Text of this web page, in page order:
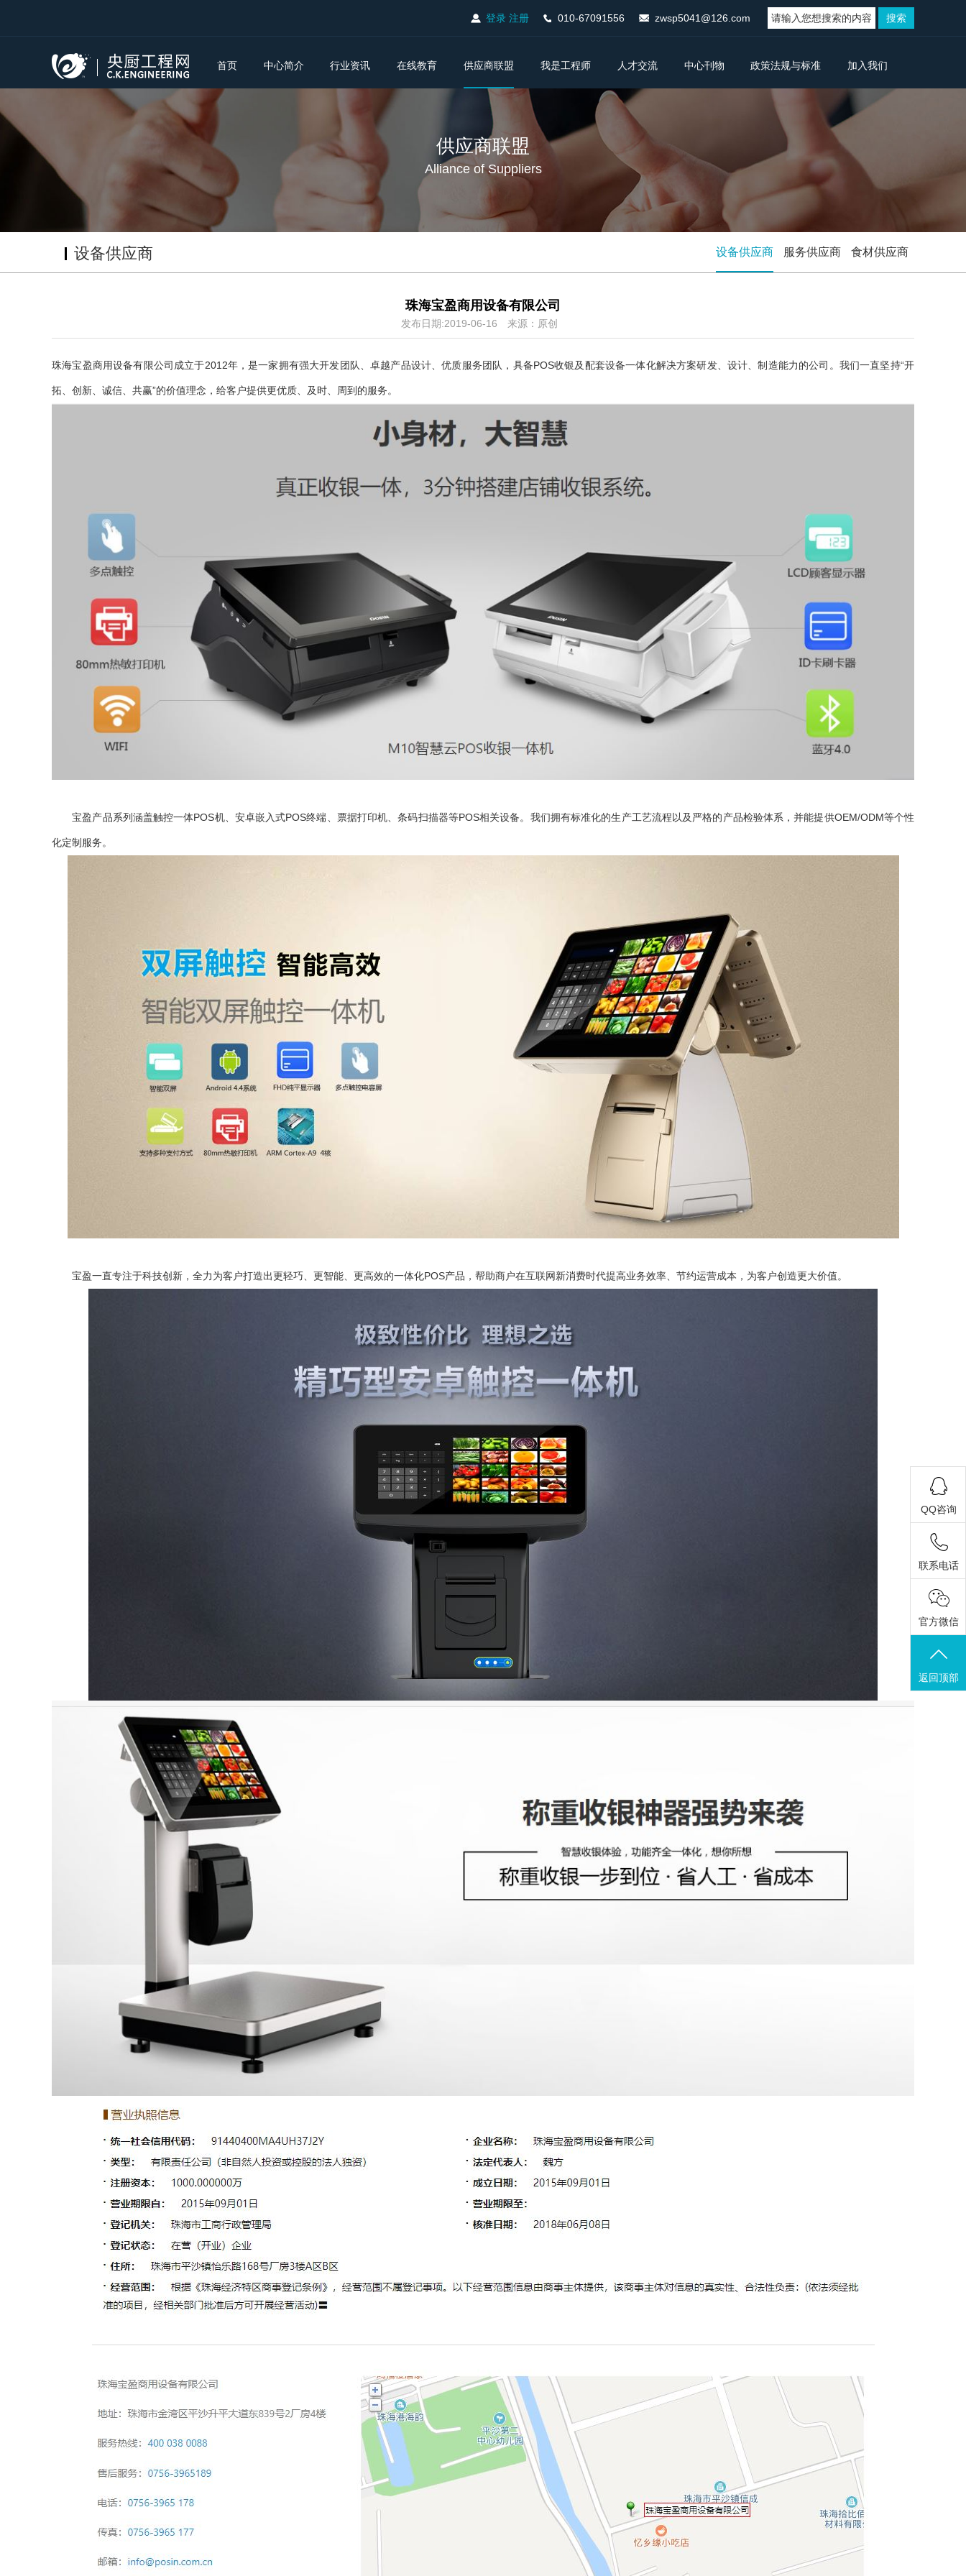
登录 注册 010-67091556 zwsp5041@126.com
首页 中心简介 行业资讯 在线教育 供应商联盟 我是工程师 人才交流 中心刊物 政策法规与标准 加入我们
供应商联盟
Alliance of Suppliers
设备供应商 设备供应商 服务供应商 食材供应商
珠海宝盈商用设备有限公司
发布日期:2019-06-16 来源：原创
珠海宝盈商用设备有限公司成立于2012年，是一家拥有强大开发团队、卓越产品设计、优质服务团队，具备POS收银及配套设备一体化解决方案研发、设计、制造能力的公司。我们一直坚持“开
拓、创新、诚信、共赢”的价值理念，给客户提供更优质、及时、周到的服务。
宝盈产品系列涵盖触控一体POS机、安卓嵌入式POS终端、票据打印机、条码扫描器等POS相关设备。我们拥有标准化的生产工艺流程以及严格的产品检验体系，并能提供OEM/ODM等个性
化定制服务。
宝盈一直专注于科技创新，全力为客户打造出更轻巧、更智能、更高效的一体化POS产品，帮助商户在互联网新消费时代提高业务效率、节约运营成本，为客户创造更大价值。
QQ咨询
联系电话
官方微信
返回顶部